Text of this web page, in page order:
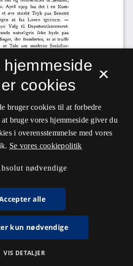
×
hjemmeside
cookies
bruger cookies til at forbedre
bruge vores hjemmeside giver du
i overensstemmelse med vores
Se vores cookiepolitik
nødvendige
alle
kun nødvendige
VIS DETALJER